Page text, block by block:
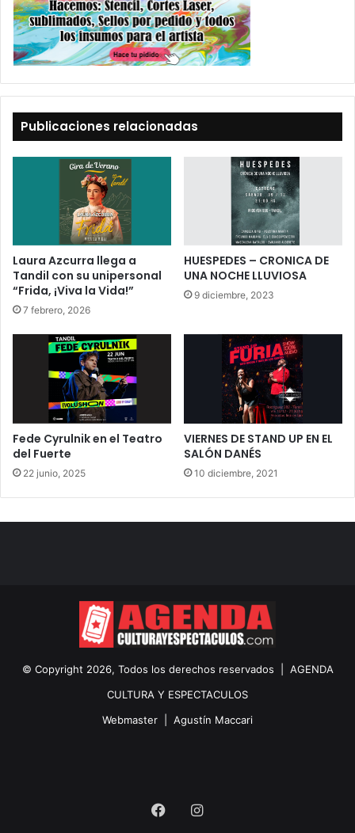
Publicaciones relacionadas
Laura Azcurra llega a
Tandil con su unipersonal
“Frida, ¡Viva la Vida!”
7 febrero, 2026
HUESPEDES – CRONICA DE
UNA NOCHE LLUVIOSA
9 diciembre, 2023
Fede Cyrulnik en el Teatro
del Fuerte
22 junio, 2025
VIERNES DE STAND UP EN EL
SALÓN DANÉS
10 diciembre, 2021
© Copyright 2026, Todos los derechos reservados | AGENDA
CULTURA Y ESPECTACULOS
Webmaster | Agustín Maccari